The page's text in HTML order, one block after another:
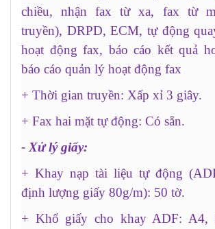
chiều, nhận fax từ xa, fax từ
truyền), DRPD, ECM, tự động
hoạt động fax, báo cáo kết quả
báo cáo quản lý hoạt động fax
+ Thời gian truyền: Xấp xỉ 3 giây.
+ Fax hai mặt tự động: Có sẵn.
- Xử lý giấy:
+ Khay nạp tài liệu tự động
định lượng giấy 80g/m): 50 tờ.
+ Khổ giấy cho khay ADF: A4,